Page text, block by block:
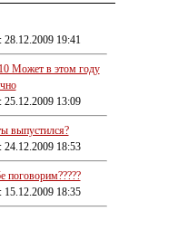
28.12.2009 19:41
Может в этом году
25.12.2009 13:09
выпустился?
24.12.2009 18:53
поговорим?????
15.12.2009 18:35